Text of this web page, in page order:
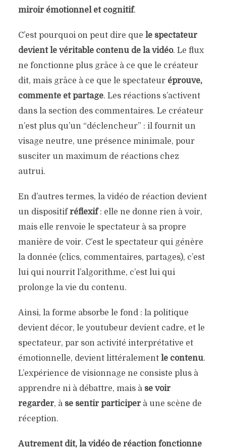
miroir émotionnel et cognitif.
C’est pourquoi on peut dire que le spectateur
devient le véritable contenu de la vidéo. Le flux
ne fonctionne plus grâce à ce que le créateur
dit, mais grâce à ce que le spectateur éprouve,
commente et partage. Les réactions s’activent
dans la section des commentaires. Le créateur
n’est plus qu’un “déclencheur” : il fournit un
visage neutre, une présence minimale, pour
susciter un maximum de réactions chez
autrui.
En d’autres termes, la vidéo de réaction devient
un dispositifréflexif: elle ne donne rien à voir,
mais elle renvoie le spectateur à sa propre
manière de voir. C’est le spectateur qui génère
la donnée (clics, commentaires, partages), c’est
lui qui nourrit l’algorithme, c’est lui qui
prolonge la vie du contenu.
Ainsi, la forme absorbe le fond : la politique
devient décor, le youtubeur devient cadre, et le
spectateur, par son activité interprétative et
émotionnelle, devient littéralement le contenu.
L’expérience de visionnage ne consiste plus à
apprendre ni à débattre, mais à se voir
regarder, à se sentir participerà une scène de
réception.
Autrement dit, la vidéo de réaction fonctionne